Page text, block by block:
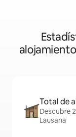
Total de
Descubre
Lausana